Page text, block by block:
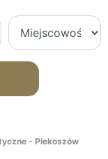
- Piekoszów